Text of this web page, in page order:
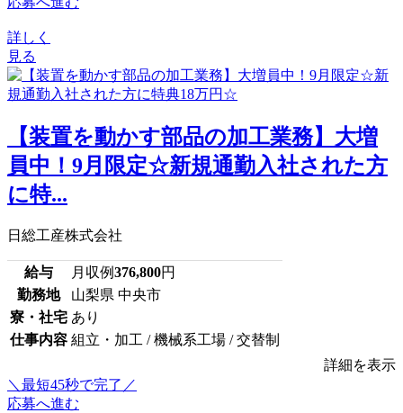
詳しく
見る
【装置を動かす部品の加工業務】大増
員中！9月限定☆新規通勤入社された方
に特...
日総工産株式会社
給与 月収例376,800円
勤務地
山梨県 中央市
寮・社宅 あり
仕事内容 組立・加工 / 機械系工場 / 交替制
詳細を表示
＼最短45秒で完了／
応募へ進む